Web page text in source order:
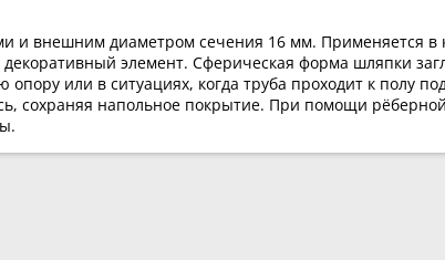
и внешним диаметром сечения 16 мм. Применяется
декоративный элемент. Сферическая форма шляпки
опору или в ситуациях, когда труба проходит к полу
сохраняя напольное покрытие. При помощи